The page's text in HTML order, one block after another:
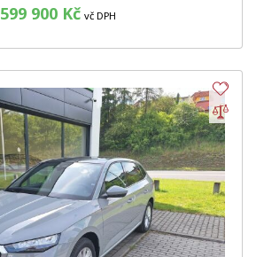
599 900 Kč vč DPH